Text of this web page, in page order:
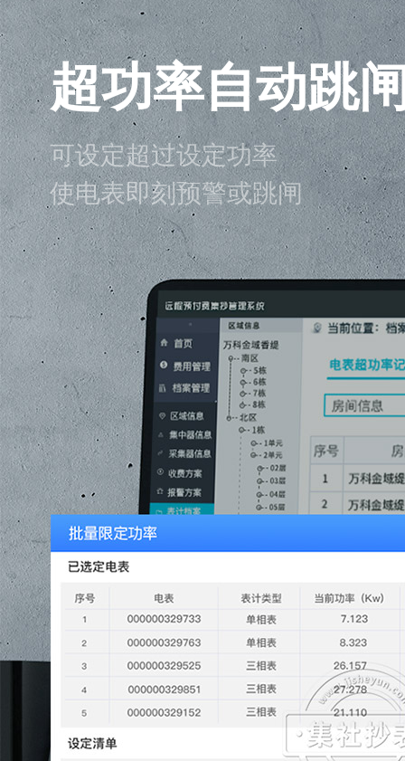
超功率自动跳
可设定超过设定功率
使电表即刻预警或跳闸